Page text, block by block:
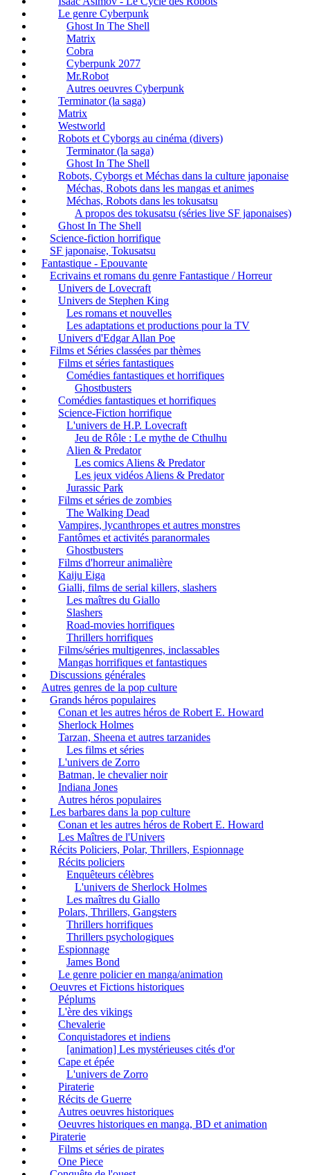
Le genre Cyberpunk
Ghost In The Shell
Matrix
Cobra
Cyberpunk 2077
Mr.Robot
Autres oeuvres Cyberpunk
Terminator (la saga)
Matrix
Westworld
Robots et Cyborgs au cinéma (divers)
Terminator (la saga)
Ghost In The Shell
Robots, Cyborgs et Méchas dans la culture japonaise
Méchas, Robots dans les mangas et animes
Méchas, Robots dans les tokusatsu
A propos des tokusatsu (séries live SF japonaises)
Ghost In The Shell
Science-fiction horrifique
SF japonaise, Tokusatsu
Fantastique - Epouvante
Ecrivains et romans du genre Fantastique / Horreur
Univers de Lovecraft
Univers de Stephen King
Les romans et nouvelles
Les adaptations et productions pour la TV
Univers d'Edgar Allan Poe
Films et Séries classées par thèmes
Films et séries fantastiques
Comédies fantastiques et horrifiques
Ghostbusters
Comédies fantastiques et horrifiques
Science-Fiction horrifique
L'univers de H.P. Lovecraft
Jeu de Rôle : Le mythe de Cthulhu
Alien & Predator
Les comics Aliens & Predator
Les jeux vidéos Aliens & Predator
Jurassic Park
Films et séries de zombies
The Walking Dead
Vampires, lycanthropes et autres monstres
Fantômes et activités paranormales
Ghostbusters
Films d'horreur animalière
Kaiju Eiga
Gialli, films de serial killers, slashers
Les maîtres du Giallo
Slashers
Road-movies horrifiques
Thrillers horrifiques
Films/séries multigenres, inclassables
Mangas horrifiques et fantastiques
Discussions générales
Autres genres de la pop culture
Grands héros populaires
Conan et les autres héros de Robert E. Howard
Sherlock Holmes
Tarzan, Sheena et autres tarzanides
Les films et séries
L'univers de Zorro
Batman, le chevalier noir
Indiana Jones
Autres héros populaires
Les barbares dans la pop culture
Conan et les autres héros de Robert E. Howard
Les Maîtres de l'Univers
Récits Policiers, Polar, Thrillers, Espionnage
Récits policiers
Enquêteurs célèbres
L'univers de Sherlock Holmes
Les maîtres du Giallo
Polars, Thrillers, Gangsters
Thrillers horrifiques
Thrillers psychologiques
Espionnage
James Bond
Le genre policier en manga/animation
Oeuvres et Fictions historiques
Péplums
L'ère des vikings
Chevalerie
Conquistadores et indiens
[animation] Les mystérieuses cités d'or
Cape et épée
L'univers de Zorro
Piraterie
Récits de Guerre
Autres oeuvres historiques
Oeuvres historiques en manga, BD et animation
Piraterie
Films et séries de pirates
One Piece